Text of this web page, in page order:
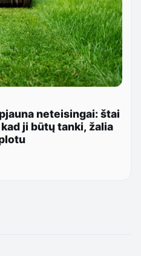
neteisingai: štai
ji būtų tanki, žalia